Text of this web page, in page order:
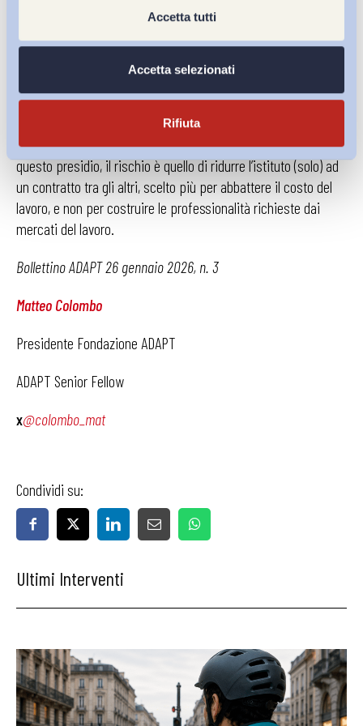
Accetta tutti
Accetta selezionati
Rifiuta
sullo sfondo il tema dellagovernance
presidio dell’istituto da parte delle parti sociali.La
capacità di raccordare fabbisogni produttivi, profili formativi,
percorsi di apprendimento e inquadramenti contrattuali è ciò
che può consentire all’apprendistato di adattarsi ai
mutamenti del mercato del lavoro, favorendo sia l’occupabilità
dei lavoratori che la produttività delle imprese. In assenza di
questo presidio, il rischio è quello di ridurre l’istituto (solo) ad
un contratto tra gli altri, scelto più per abbattere il costo del
lavoro, e non per costruire le professionalità richieste dai
mercati del lavoro.
Bollettino ADAPT 26 gennaio 2026, n. 3
Matteo Colombo
Presidente Fondazione ADAPT
ADAPT Senior Fellow
x@colombo_mat
Condividi su:
Ultimi Interventi